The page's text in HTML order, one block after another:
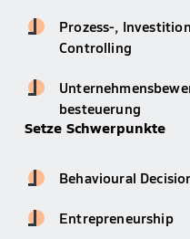
Prozess-,
Controlling
besteuerung
Setze Schwerpunkte
Behavioural
Entrepreneurship